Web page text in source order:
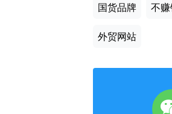
国货品牌 不
外贸网站